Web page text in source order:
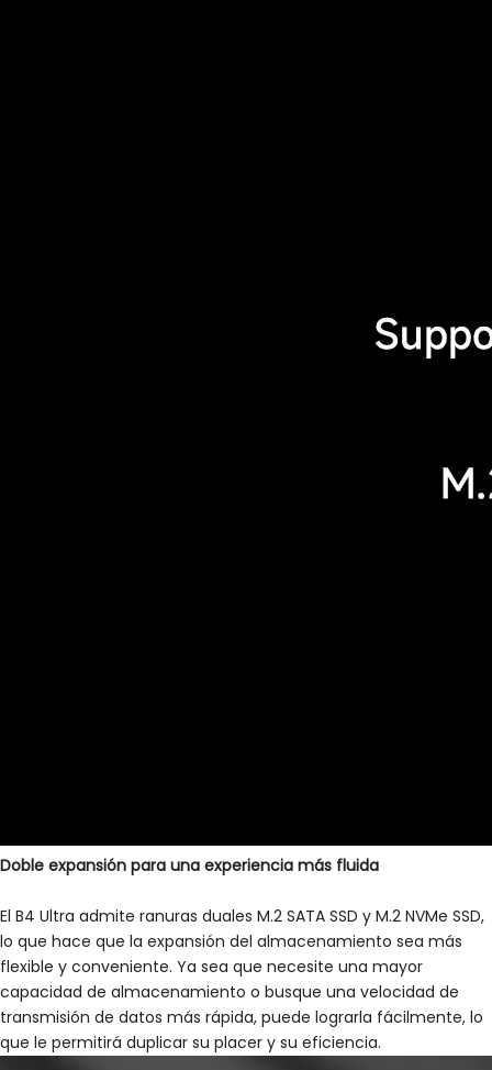
Doble expansión para una experiencia más fluida
El B4 Ultra admite ranuras duales M.2 SATA SSD y M.2 NVMe SSD,
lo que hace que la expansión del almacenamiento sea más
flexible y conveniente. Ya sea que necesite una mayor
capacidad de almacenamiento o busque una velocidad de
transmisión de datos más rápida, puede lograrla fácilmente, lo
que le permitirá duplicar su placer y su eficiencia.